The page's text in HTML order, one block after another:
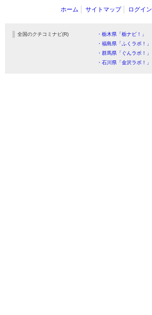
ホーム サイトマップ ログイン
全国のクチコミナビ(R) ・栃木県「栃ナビ！」
・福島県「ふくラボ！」
・群馬県「ぐんラボ！」
・石川県「金沢ラボ！」